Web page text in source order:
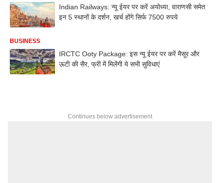
Indian Railways: न्यू ईयर पर करें अयोध्या, वाराणसी समेत
इन 5 स्थानों के दर्शन, खर्च होंगे सिर्फ 7500 रुपये
BUSINESS
IRCTC Ooty Package: इस न्यू ईयर पर करें मैसूर और
ऊटी की सैर, फ्री में मिलेंगी ये सभी सुविधाएं
Continues below advertisement